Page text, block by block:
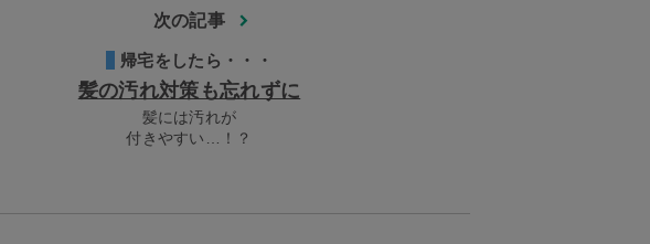
次の記事
帰宅をしたら・・・
髪の汚れ対策も忘れずに
髪には汚れが
付きやすい…！？